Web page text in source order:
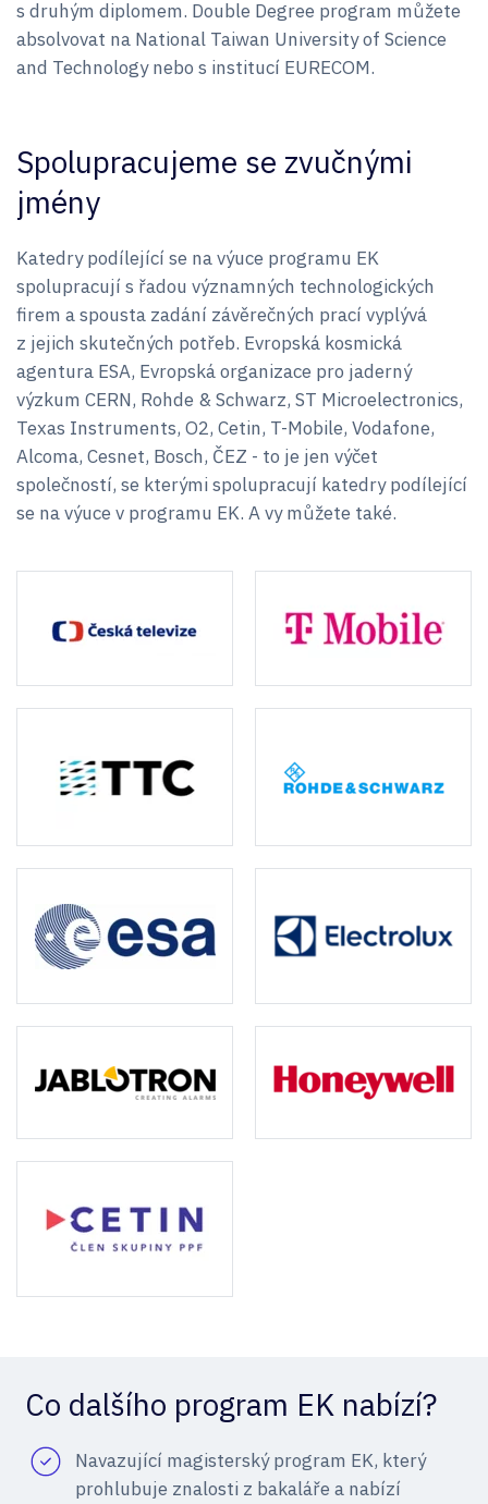
s druhým diplomem. Double Degree program můžete
absolvovat na National Taiwan University of Science
and Technology nebo s institucí EURECOM.
Spolupracujeme se zvučnými
jmény
Katedry podílející se na výuce programu EK
spolupracují s řadou významných technologických
firem a spousta zadání závěrečných prací vyplývá
z jejich skutečných potřeb. Evropská kosmická
agentura ESA, Evropská organizace pro jaderný
výzkum CERN, Rohde & Schwarz, ST Microelectronics,
Texas Instruments, O2, Cetin, T-Mobile, Vodafone,
Alcoma, Cesnet, Bosch, ČEZ - to je jen výčet
společností, se kterými spolupracují katedry podílející
se na výuce v programu EK. A vy můžete také.
Co dalšího program EK nabízí?
Navazující magisterský program EK, který
prohlubuje znalosti z bakaláře a nabízí